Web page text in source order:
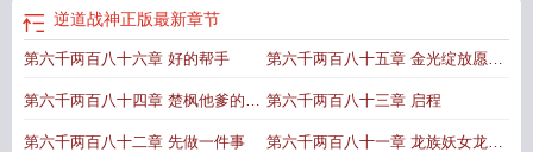
节免费阅读全文癌症分几期
逆道战神正版最新章节
第六千两百八十六章 好的帮手 第六千两百八十五章 金光绽放愿望
之门
第六千两百八十四章 楚枫他爹的气
息
第六千两百八十三章 启程
第六千两百八十二章 先做一件事 第六千两百八十一章 龙族妖女龙灼